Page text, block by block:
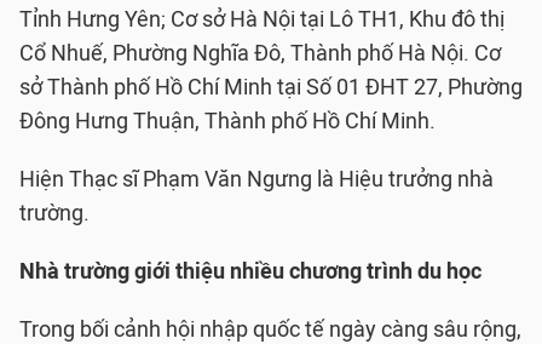
Tỉnh Hưng Yên; Cơ sở Hà Nội tại Lô TH1, Khu đô thị
Cổ Nhuế, Phường Nghĩa Đô, Thành phố Hà Nội. Cơ
sở Thành phố Hồ Chí Minh tại Số 01 ĐHT 27, Phường
Đông Hưng Thuận, Thành phố Hồ Chí Minh.
Hiện Thạc sĩ Phạm Văn Ngưng là Hiệu trưởng nhà
trường.
Nhà trường giới thiệu nhiều chương trình du học
Trong bối cảnh hội nhập quốc tế ngày càng sâu rộng,